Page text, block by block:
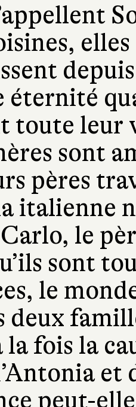
éternité
toute leur
sont
pères
italienne
le
sont
le
deux
la fois la
et
peut-